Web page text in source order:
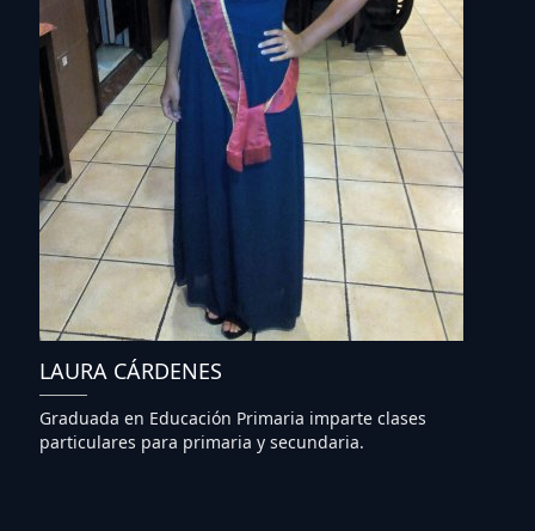
LAURA CÁRDENES
Graduada en Educación Primaria imparte clases
particulares para primaria y secundaria.